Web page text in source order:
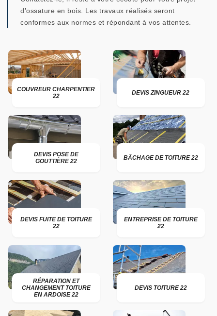
d’ossature en bois. Les travaux réalisés seront
conformes aux normes et répondant à vos attentes.
COUVREUR CHARPENTIER
22
DEVIS ZINGUEUR 22
DEVIS POSE DE
GOUTTIÈRE 22
BÂCHAGE DE TOITURE 22
DEVIS FUITE DE TOITURE
22
ENTREPRISE DE TOITURE
22
RÉPARATION ET
CHANGEMENT TOITURE
EN ARDOISE 22
DEVIS TOITURE 22